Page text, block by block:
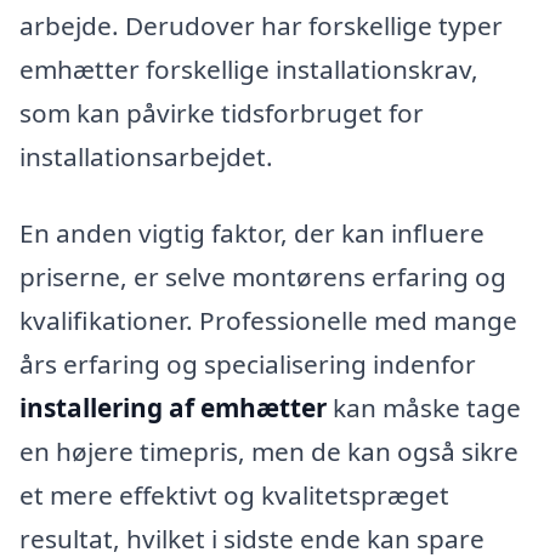
arbejde. Derudover har forskellige typer
emhætter forskellige installationskrav,
som kan påvirke tidsforbruget for
installationsarbejdet.
En anden vigtig faktor, der kan influere
priserne, er selve montørens erfaring og
kvalifikationer. Professionelle med mange
års erfaring og specialisering indenfor
installering af emhætter kan måske tage
en højere timepris, men de kan også sikre
et mere effektivt og kvalitetspræget
resultat, hvilket i sidste ende kan spare